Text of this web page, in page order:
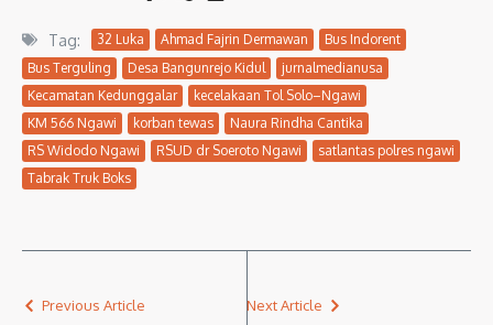
Tag: 32 Luka Ahmad Fajrin Dermawan
Bus Indorent
Bus Terguling
Desa Bangunrejo Kidul
jurnalmedianusa
Kecamatan Kedunggalar
kecelakaan Tol Solo–Ngawi
KM 566 Ngawi
korban tewas
Naura Rindha Cantika
RS Widodo Ngawi
RSUD dr Soeroto Ngawi
satlantas polres ngawi
Tabrak Truk Boks
Previous Article Next Article